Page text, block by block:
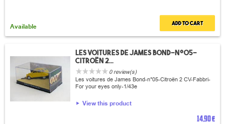
Available Add to cart
Les voitures de James Bond-n°05-
Citroën 2...
0 review(s)
Les voitures de James Bond-n°05-Citroën 2 CV-Fabbri-
For your eyes only-1/43e
View this product
14,90 €